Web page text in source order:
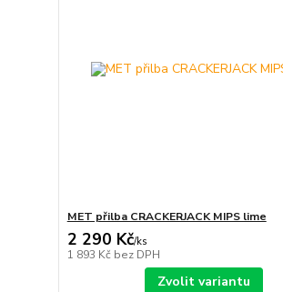
MET přilba CRACKERJACK MIPS lime
2 290 Kč/ks
1 893 Kč bez DPH
Zvolit variantu